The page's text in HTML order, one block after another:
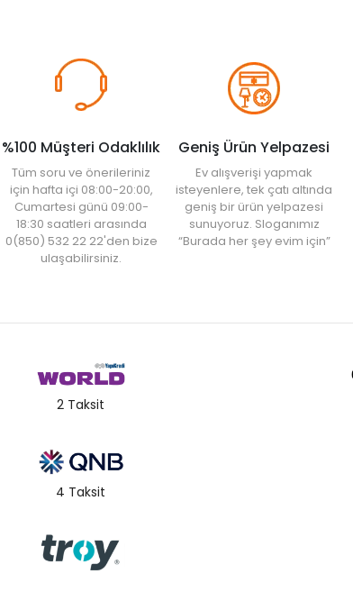
%100 Müşteri Odaklılık
Tüm soru ve önerileriniz
için hafta içi 08:00-20:00,
Cumartesi günü 09:00-
18:30 saatleri arasında
0(850) 532 22 22'den bize
ulaşabilirsiniz.
Geniş Ürün Yelpazesi
Ev alışverişi yapmak
isteyenlere, tek çatı altında
geniş bir ürün yelpazesi
sunuyoruz. Sloganımız
“Burada her şey evim için”
2 Taksit
4 Taksit